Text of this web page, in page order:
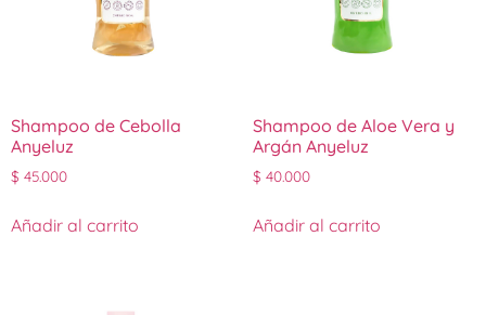
Shampoo de Cebolla
Anyeluz
$ 45.000
Añadir al carrito
Shampoo de Aloe Vera y
Argán Anyeluz
$ 40.000
Añadir al carrito